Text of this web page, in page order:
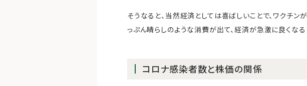
そうなると、当然経済としては喜ばしいことで、ワクチ
っぷん晴らしのような消費が出て、経済が急激に良くなる
コロナ感染者数と株価の関係